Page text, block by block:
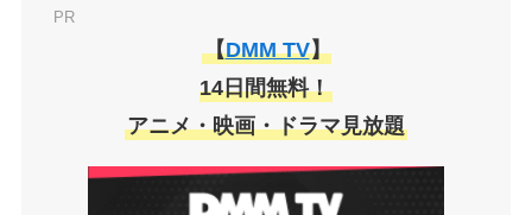
PR
【DMM TV】
14日間無料！
アニメ・映画・ドラマ見放題